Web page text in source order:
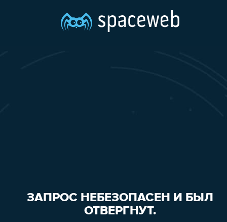
ЗАПРОС НЕБЕЗОПАСЕН И БЫЛ
ОТВЕРГНУТ.